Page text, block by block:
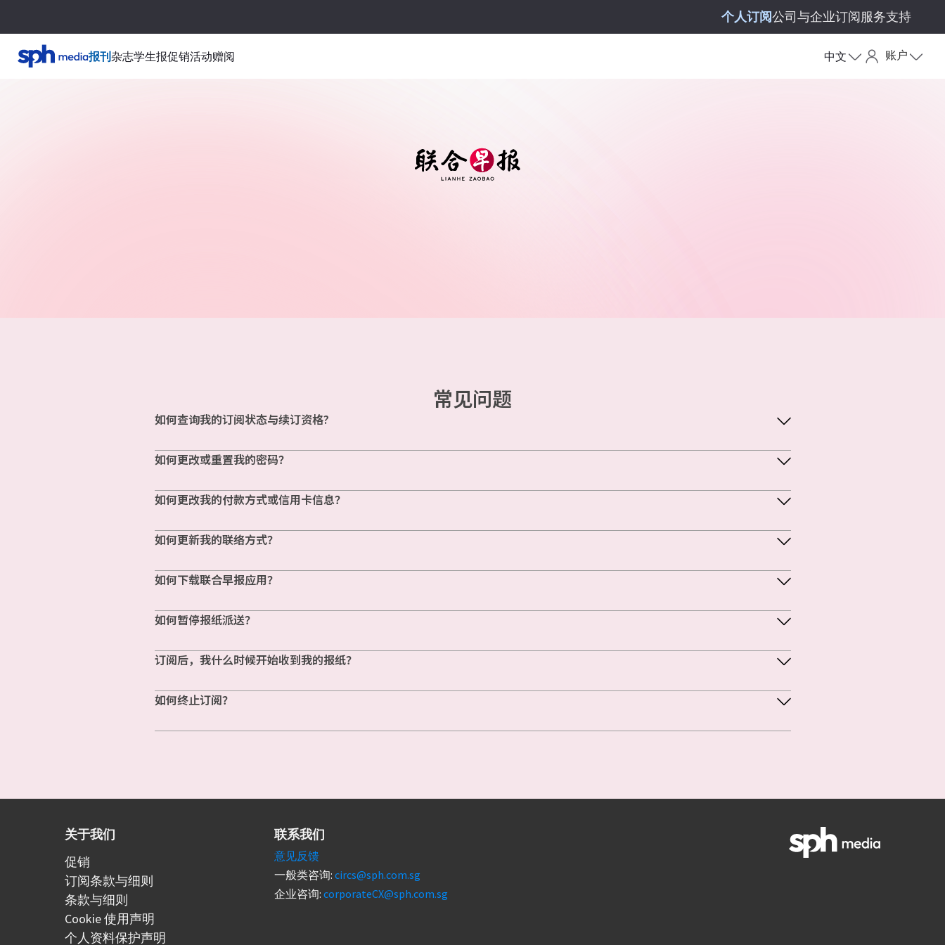
个人订阅公司与企业订阅服务支持
报刊杂志学生报促销活动赠阅 中文 账户
常见问题
如何查询我的订阅状态与续订资格?
如何更改或重置我的密码？
如何更改我的付款方式或信用卡信息？
如何更新我的联络方式？
如何下载联合早报应用？
如何暂停报纸派送？
订阅后，我什么时候开始收到我的报纸？
如何终止订阅？
关于我们
促销
订阅条款与细则
条款与细则
Cookie 使用声明
个人资料保护声明
联系我们
意见反馈
一般类咨询: circs@sph.com.sg
企业咨询: corporateCX@sph.com.sg